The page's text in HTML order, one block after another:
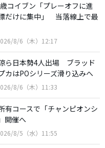
コイブン「プレーオフに進
だけに集中」 当落線上で最
8/6（木）12:17
ら日本勢4人出場 ブラッド
カはPOシリーズ滑り込みへ
8/6（木）11:33
有コースで「チャンピオンシ
開催へ
8/5（水）11:55